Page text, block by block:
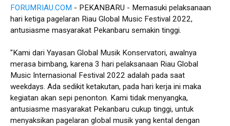
FORUMRIAU.COM - PEKANBARU - Memasuki pelaksanaan
hari ketiga pagelaran Riau Global Music Festival 2022,
antusiasme masyarakat Pekanbaru semakin tinggi.
"Kami dari Yayasan Global Musik Konservatori, awalnya
merasa bimbang, karena 3 hari pelaksanaan Riau Global
Music Internasional Festival 2022 adalah pada saat
weekdays. Ada sedikit ketakutan, pada hari kerja ini maka
kegiatan akan sepi penonton. Kami tidak menyangka,
antusiasme masyarakat Pekanbaru cukup tinggi, untuk
menyaksikan pagelaran global musik yang kental dengan